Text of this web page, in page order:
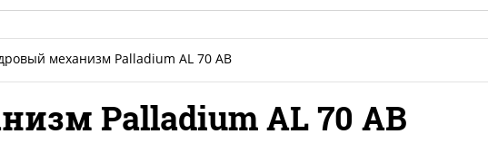
механизм Palladium AL 70 AB
Palladium AL 70 AB